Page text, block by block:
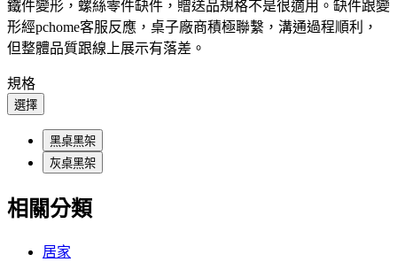
鐵件變形，螺絲零件缺件，贈送品規格不是很適用。缺件跟變
形經pchome客服反應，桌子廠商積極聯繫，溝通過程順利，
但整體品質跟線上展示有落差。
規格
選擇
黑桌黑架
灰桌黑架
相關分類
居家